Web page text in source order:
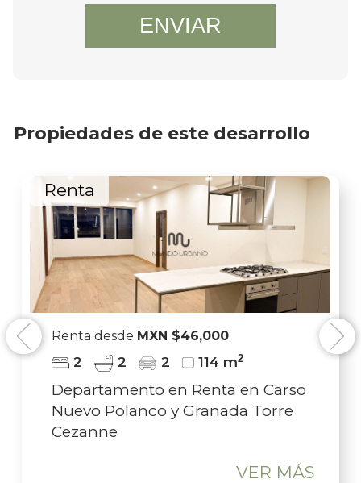
ENVIAR
Propiedades de este desarrollo
Previous
desdeMXN $46,000
2 2 114 m2
en Renta en Carso
Polanco y Granada Torre
VER MÁS
Renta
Renta
Next